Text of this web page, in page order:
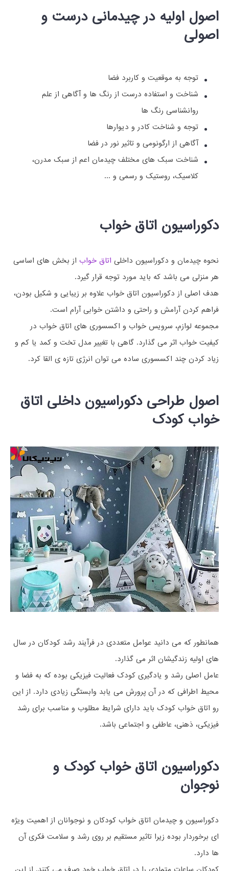
اصول اولیه در چیدمانی درست و
اصولی
توجه به موقعیت و کاربرد فضا
شناخت و استفاده درست از رنگ ها و آگاهی از علم
روانشناسی رنگ ها
توجه و شناخت کادر و دیوارها
آگاهی از ارگونومی و تاثیر نور در فضا
شناخت سبک های مختلف چیدمان اعم از سبک مدرن،
کلاسیک، روستیک و رسمی و ...
دکوراسیون اتاق خواب
نحوه چیدمان و دکوراسیون داخلی اتاق خواب از بخش های اساسی
هر منزلی می باشد که باید مورد توجه قرار گیرد.
هدف اصلی از دکوراسیون اتاق خواب علاوه بر زیبایی و شکیل بودن،
فراهم کردن آرامش و راحتی و داشتن خوابی آرام است.
مجموعه لوازم، سرویس خواب و اکسسوری های اتاق خواب در
کیفیت خواب اثر می گذارد. گاهی با تغییر مدل تخت و کمد یا کم و
زیاد کردن چند اکسسوری ساده می توان انرژی تازه ی القا کرد.
اصول طراحی دکوراسیون داخلی اتاق
خواب کودک
همانطور که می دانید عوامل متعددی در فرآیند رشد کودکان در سال
های اولیه زندگیشان اثر می گذارد.
عامل اصلی رشد و یادگیری کودک فعالیت فیزیکی بوده که به فضا و
محیط اطرافی که در آن پرورش می یابد وابستگی زیادی دارد. از این
رو اتاق خواب کودک باید دارای شرایط مطلوب و مناسب برای رشد
فیزیکی، ذهنی، عاطفی و اجتماعی باشد.
دکوراسیون اتاق خواب کودک و
نوجوان
دکوراسیون و چیدمان اتاق خواب کودکان و نوجوانان از اهمیت ویژه
ای برخوردار بوده زیرا تاثیر مستقیم بر روی رشد و سلامت فکری آن
ها دارد.